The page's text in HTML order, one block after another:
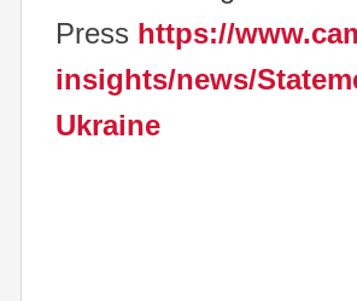
Press https://
insights/news/
Ukraine